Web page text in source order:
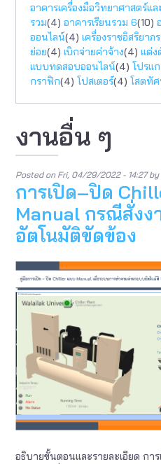
อาคารเครื่องมือวิทยาศาสตร์แล
รวม(4) อาคารเรียนรวม 6(10)
ออนไลน์(4) เครื่องราชอิสริยาภ
ย่อย(4) เบิกจ่ายค่าจ้าง(4) แต่ง
แบบทดสอบออนไลน์(4) โปรแ
กราฟิก(4) โปสเตอร์(4) โสตทั
งานอื่น ๆ
Posted on Fri, 04/29/2022 - 14:27by
การเปิด–ปิด
Manual กรณีสั่งง
อัตโนมัติขัดข้อง
อธิบายขั้นตอนและรายละเอียด กา